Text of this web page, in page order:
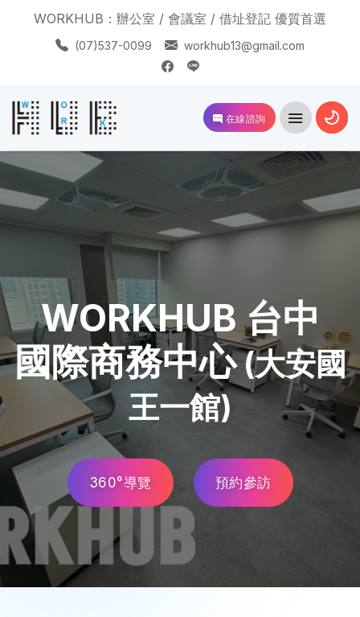
WORKHUB：辦公室 / 會議室 / 借址登記 優質首選
(07)537-0099 workhub13@gmail.com
在線諮詢
WORKHUB 台中
國際商務中心(大安國
王一館)
360°導覽 預約參訪